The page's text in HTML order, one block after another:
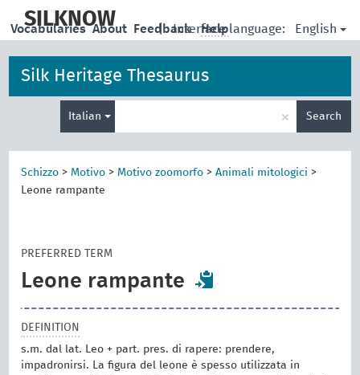
main
SILKNOW | Interface language: English
Vocabularies About Feedback Help
Silk Heritage Thesaurus
Italian × Search
Schizzo > Motivo > Motivo zoomorfo >Animali mitologici >
Leone rampante
PREFERRED TERM
Leone rampante
DEFINITION
s.m. dal lat. Leo + part. pres. di rapere: prendere,
impadronirsi. La figura del leone è spesso utilizzata in